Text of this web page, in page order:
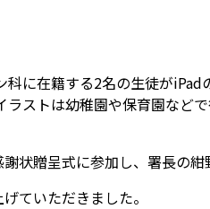
科に在籍する2名の生徒がiPad
ストは幼稚園や保育園など
状贈呈式に参加し、署長の紺
ていただきました。